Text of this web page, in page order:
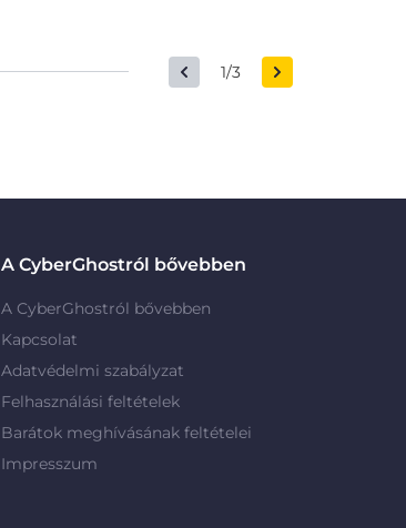
1/3
A CyberGhostról bővebben
A CyberGhostról bővebben
Kapcsolat
Adatvédelmi szabályzat
Felhasználási feltételek
Barátok meghívásának feltételei
Impresszum